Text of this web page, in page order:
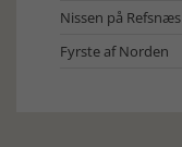
Nissen på Refsnæs
Fyrste af Norden